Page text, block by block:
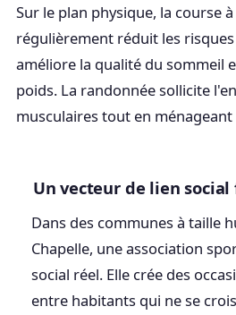
Sur le plan physique, la course
régulièrement réduit les
améliore la qualité du sommeil
poids. La randonnée sollicite
musculaires tout en
Un vecteur de lien
Dans des communes à taille
Chapelle, une association
social réel. Elle crée des
entre habitants qui ne se